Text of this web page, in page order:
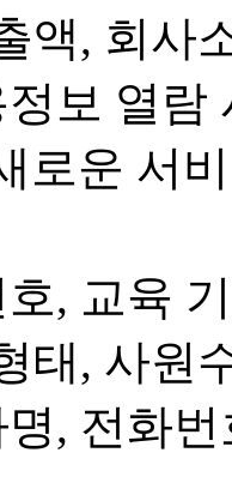
액, 회사
보 열람
로운 서
, 교육
태, 사원
, 전화